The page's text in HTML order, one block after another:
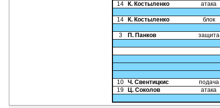
14
К. Костыленко атака
14 К. Костыленко блок
3 П. Панков защита
10 Ч. Свентицкис
подача
19
Ц. Соколов атака